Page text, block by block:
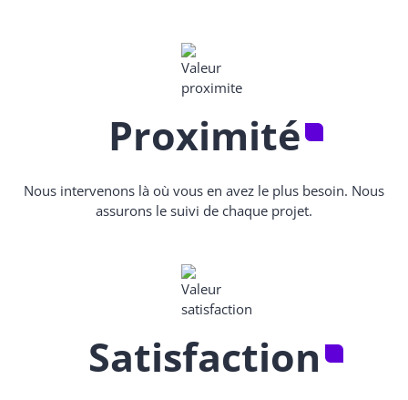
Proximité
Nous intervenons là où vous en avez le plus besoin. Nous
assurons le suivi de chaque projet.
Satisfaction